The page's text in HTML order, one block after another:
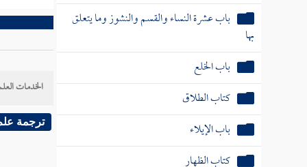
باب عشرة النساء والقسم والنشوز وما يتعلق
بها
باب الخلع
كتاب الطلاق
باب الإيلاء
كتاب الظهار
الخدمات
ترجمة